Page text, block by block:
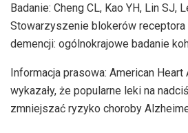
Badanie: Cheng CL, Kao YH, Lin SJ,
Stowarzyszenie blokerów
demencji: ogólnokrajowe badanie
Informacja prasowa: American
wykazały, że popularne leki na
zmniejszać ryzyko choroby